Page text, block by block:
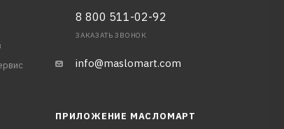
8 800 511-02-92
ЗАКАЗАТЬ ЗВОНОК
info@maslomart.com
ПРИЛОЖЕНИЕ МАСЛОМАРТ